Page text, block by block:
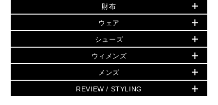
小物
シューズ・靴
ウェア
アクセサリー
時計
▶ メンズ
バッグ
追加アイテム
▶ ウィメンズすべて(ウェア・シューズ除く)
バッグ
財布・小物
ウェア
シューズ
時計・ジュエリー
▶ すべて
▶ ウィメンズすべて
財布・小物
アクセサリー
フレグランス
シューズ
人気の定番アイテム
日本限定 - バッグ
▶ ウィメンズすべて
トートバッグ
ショルダーバッグ
クロスボディ・斜め掛け
財布
日本限定 - 財布・小物
▶ ウィメンズすべて
GREENWICH
折り財布(二つ折り・三つ折り)
長財布
ウェア
▶ ウィメンズすべて
トップス
スカート・パンツ
ジャケット・アウター
シューズ
▶ ウィメンズすべて
サンダル
スニーカー
ウィメンズ
人気の定番アイテム
▶ ウィメンズすべて
メンズ
▶ メンズすべて
REVIEW / STYLING